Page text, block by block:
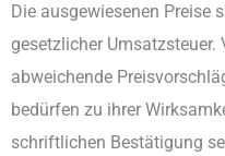
Die ausgewiesenen Preise
gesetzlicher Umsatzsteuer.
abweichende
bedürfen zu ihrer
schriftlichen Bestätigung